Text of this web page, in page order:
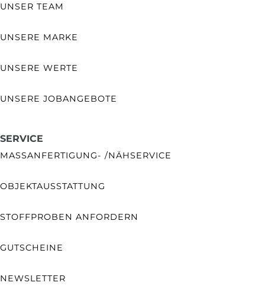
UNSER TEAM
UNSERE MARKE
UNSERE WERTE
UNSERE JOBANGEBOTE
SERVICE
MASSANFERTIGUNG- /NÄHSERVICE
OBJEKTAUSSTATTUNG
STOFFPROBEN ANFORDERN
GUTSCHEINE
NEWSLETTER